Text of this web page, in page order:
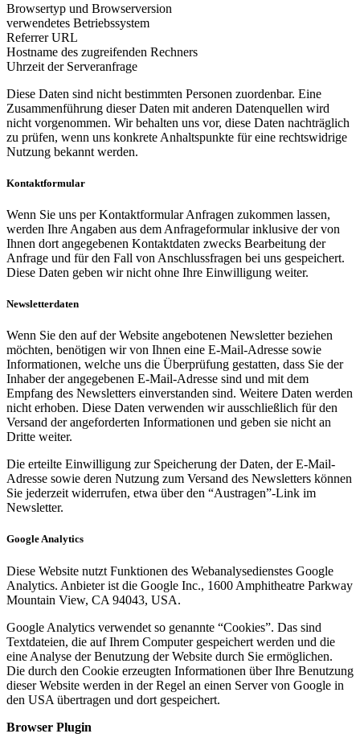
Browsertyp und Browserversion
verwendetes Betriebssystem
Referrer URL
Hostname des zugreifenden Rechners
Uhrzeit der Serveranfrage
Diese Daten sind nicht bestimmten Personen zuordenbar. Eine
Zusammenführung dieser Daten mit anderen Datenquellen wird
nicht vorgenommen. Wir behalten uns vor, diese Daten nachträglich
zu prüfen, wenn uns konkrete Anhaltspunkte für eine rechtswidrige
Nutzung bekannt werden.
Kontaktformular
Wenn Sie uns per Kontaktformular Anfragen zukommen lassen,
werden Ihre Angaben aus dem Anfrageformular inklusive der von
Ihnen dort angegebenen Kontaktdaten zwecks Bearbeitung der
Anfrage und für den Fall von Anschlussfragen bei uns gespeichert.
Diese Daten geben wir nicht ohne Ihre Einwilligung weiter.
Newsletterdaten
Wenn Sie den auf der Website angebotenen Newsletter beziehen
möchten, benötigen wir von Ihnen eine E-Mail-Adresse sowie
Informationen, welche uns die Überprüfung gestatten, dass Sie der
Inhaber der angegebenen E-Mail-Adresse sind und mit dem
Empfang des Newsletters einverstanden sind. Weitere Daten werden
nicht erhoben. Diese Daten verwenden wir ausschließlich für den
Versand der angeforderten Informationen und geben sie nicht an
Dritte weiter.
Die erteilte Einwilligung zur Speicherung der Daten, der E-Mail-
Adresse sowie deren Nutzung zum Versand des Newsletters können
Sie jederzeit widerrufen, etwa über den “Austragen”-Link im
Newsletter.
Google Analytics
Diese Website nutzt Funktionen des Webanalysedienstes Google
Analytics. Anbieter ist die Google Inc., 1600 Amphitheatre Parkway
Mountain View, CA 94043, USA.
Google Analytics verwendet so genannte “Cookies”. Das sind
Textdateien, die auf Ihrem Computer gespeichert werden und die
eine Analyse der Benutzung der Website durch Sie ermöglichen.
Die durch den Cookie erzeugten Informationen über Ihre Benutzung
dieser Website werden in der Regel an einen Server von Google in
den USA übertragen und dort gespeichert.
Browser Plugin